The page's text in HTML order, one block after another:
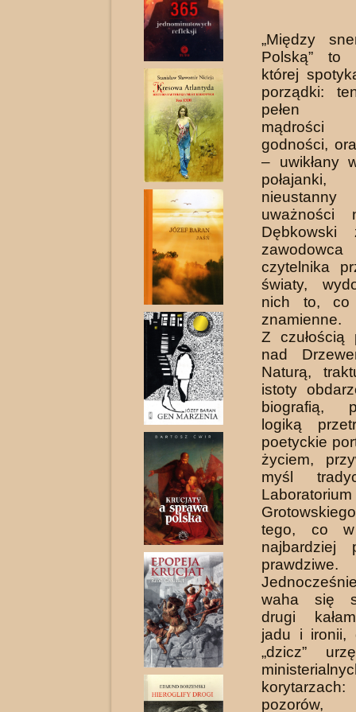
„Między
Polską” to
której
porządki:
pełen
godności,
– uwikłany
uważności
Dębkowski
czytelnika
światy,
nich to, co
znamienne.
Z czułością
nad
Naturą,
istoty
biografią,
logiką
poetyckie
życiem,
myśl
Laboratorium
tego, co w
najbardziej
prawdziwe.
waha się
drugi
jadu i ironii,
„dzicz”